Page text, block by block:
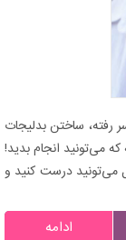
رفته، ساختن بدلیجات
می‌تونید انجام بدید!
درست کنید و
ادامه